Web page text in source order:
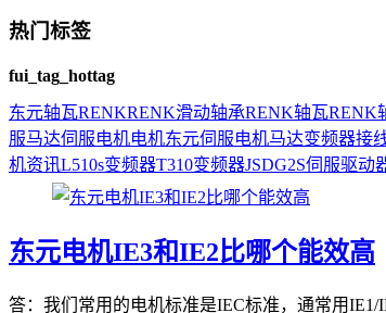
热门标签
fui_tag_hottag
东元轴瓦RENKRENK滑动轴承RENK轴瓦RENK
服马达伺服电机电机东元伺服电机马达变频器接
机资讯L510s变频器T310变频器JSDG2S伺服驱动
东元电机IE3和IE2比哪个能效高
答：我们常用的电机标准是IEC标准，通常用